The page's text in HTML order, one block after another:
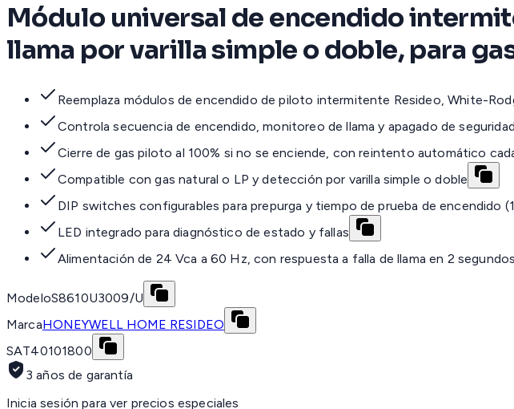
Módulo universal de encendido
llama por varilla simple o doble, para
Reemplaza módulos de encendido de piloto intermitente Resideo, White-
Controla secuencia de encendido, monitoreo de llama y apagado de
Cierre de gas piloto al 100% si no se enciende, con reintento automático
Compatible con gas natural o LP y detección por varilla simple o doble
DIP switches configurables para prepurga y tiempo de prueba de encendido
LED integrado para diagnóstico de estado y fallas
Alimentación de 24 Vca a 60 Hz, con respuesta a falla de llama en 2
ModeloS8610U3009/U
MarcaHONEYWELL HOME RESIDEO
SAT40101800
3 años de garantía
Inicia sesión para ver precios especiales